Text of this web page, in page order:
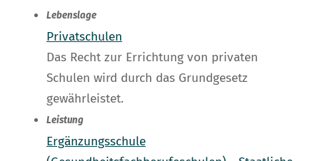
Lebenslage
Privatschulen
Das Recht zur Errichtung von privaten
Schulen wird durch das Grundgesetz
gewährleistet.
Leistung
Ergänzungsschule